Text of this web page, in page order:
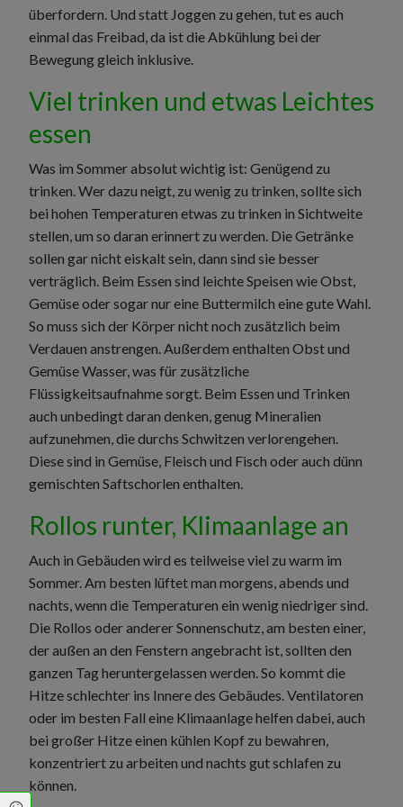
überfordern. Und statt Joggen zu gehen, tut es auch
einmal das Freibad, da ist die Abkühlung bei der
Bewegung gleich inklusive.
Viel trinken und etwas Leichtes
essen
Was im Sommer absolut wichtig ist: Genügend zu
trinken. Wer dazu neigt, zu wenig zu trinken, sollte sich
bei hohen Temperaturen etwas zu trinken in Sichtweite
stellen, um so daran erinnert zu werden. Die Getränke
sollen gar nicht eiskalt sein, dann sind sie besser
verträglich. Beim Essen sind leichte Speisen wie Obst,
Gemüse oder sogar nur eine Buttermilch eine gute Wahl.
So muss sich der Körper nicht noch zusätzlich beim
Verdauen anstrengen. Außerdem enthalten Obst und
Gemüse Wasser, was für zusätzliche
Flüssigkeitsaufnahme sorgt. Beim Essen und Trinken
auch unbedingt daran denken, genug Mineralien
aufzunehmen, die durchs Schwitzen verlorengehen.
Diese sind in Gemüse, Fleisch und Fisch oder auch dünn
gemischten Saftschorlen enthalten.
Rollos runter, Klimaanlage an
Auch in Gebäuden wird es teilweise viel zu warm im
Sommer. Am besten lüftet man morgens, abends und
nachts, wenn die Temperaturen ein wenig niedriger sind.
Die Rollos oder anderer Sonnenschutz, am besten einer,
der außen an den Fenstern angebracht ist, sollten den
ganzen Tag heruntergelassen werden. So kommt die
Hitze schlechter ins Innere des Gebäudes. Ventilatoren
oder im besten Fall eine Klimaanlage helfen dabei, auch
bei großer Hitze einen kühlen Kopf zu bewahren,
konzentriert zu arbeiten und nachts gut schlafen zu
können.